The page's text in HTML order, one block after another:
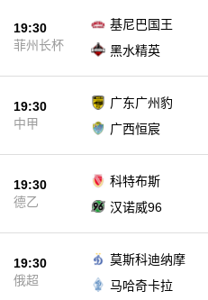
19:30
菲州长杯
基尼巴国王
黑水精英
19:30
中甲
广东广州豹
广西恒宸
19:30
德乙
科特布斯
汉诺威96
19:30
俄超
莫斯科迪纳摩
马哈奇卡拉